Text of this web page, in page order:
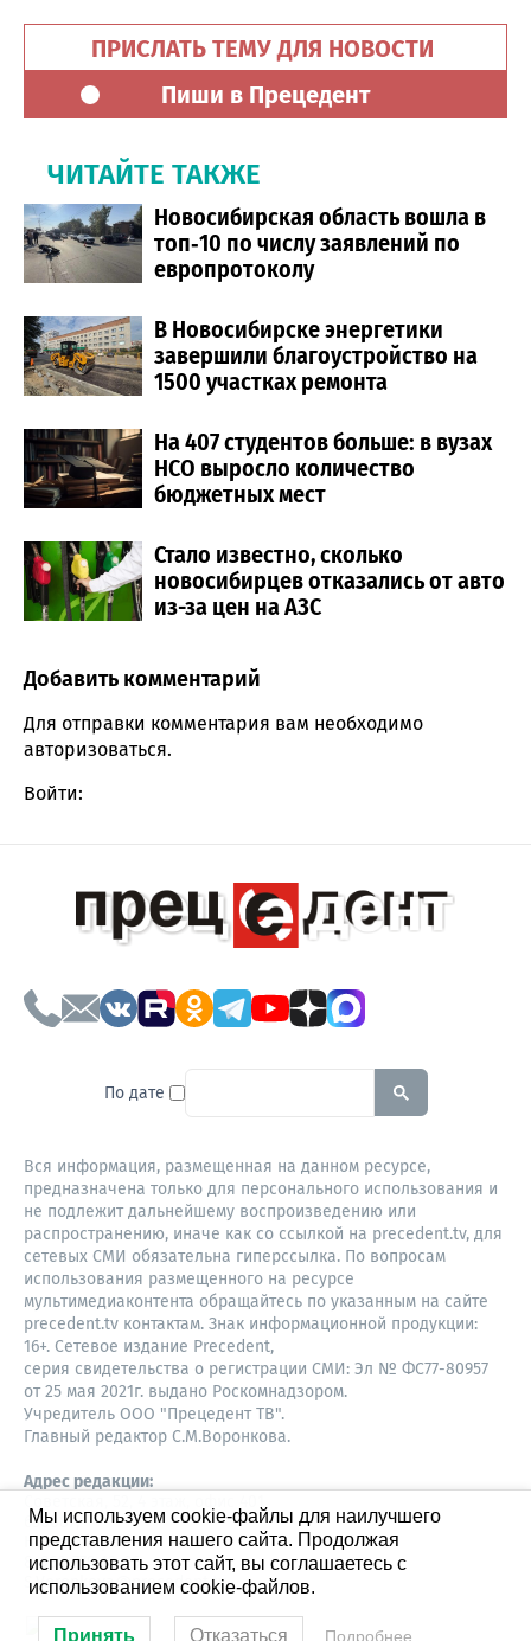
ПРИСЛАТЬ ТЕМУ ДЛЯ НОВОСТИ
Пиши в Прецедент
ЧИТАЙТЕ ТАКЖЕ
Новосибирская область вошла в
топ‑10 по числу заявлений по
европротоколу
В Новосибирске энергетики
завершили благоустройство на
1500 участках ремонта
На 407 студентов больше: в вузах
НСО выросло количество
бюджетных мест
Стало известно, сколько
новосибирцев отказались от авто
из-за цен на АЗС
Comment section
Добавить комментарий
Для отправки комментария вам необходимо
авторизоваться.
Войти:
По дате To search this site, enter a
Вся информация, размещенная на данном ресурсе,
предназначена только для персонального использования и
не подлежит дальнейшему воспроизведению или
распространению, иначе как со ссылкой на precedent.tv, для
сетевых СМИ обязательна гиперссылка. По вопросам
использования размещенного на ресурсе
мультимедиаконтента обращайтесь по указанным на сайте
precedent.tv контактам. Знак информационной продукции:
16+. Сетевое издание Precedent,
серия свидетельства о регистрации СМИ: Эл № ФС77-80957
от 25 мая 2021г. выдано Роскомнадзором.
Учредитель ООО "Прецедент ТВ".
Главный редактор С.М.Воронкова.
Адрес редакции:
630087,
Новосибирск
8-960-779-12-96,
S.Voronkova@precedent.tv
Мы используем cookie-файлы для наилучшего
представления нашего сайта. Продолжая
использовать этот сайт, вы соглашаетесь с
использованием cookie-файлов.
Принять Отказаться Подробнее…